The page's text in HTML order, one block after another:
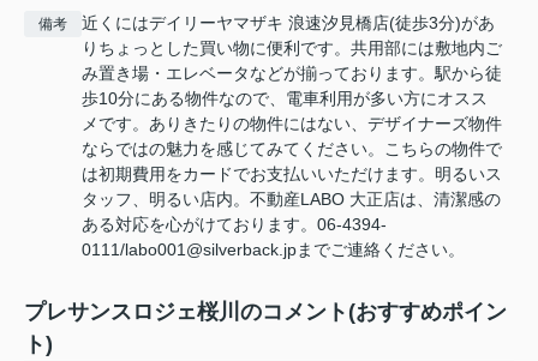
備考
近くにはデイリーヤマザキ 浪速汐見橋店(徒歩3分)があ
りちょっとした買い物に便利です。共用部には敷地内ご
み置き場・エレベータなどが揃っております。駅から徒
歩10分にある物件なので、電車利用が多い方にオスス
メです。ありきたりの物件にはない、デザイナーズ物件
ならではの魅力を感じてみてください。こちらの物件で
は初期費用をカードでお支払いいただけます。明るいス
タッフ、明るい店内。不動産LABO 大正店は、清潔感の
ある対応を心がけております。06-4394-
0111/labo001@silverback.jpまでご連絡ください。
プレサンスロジェ桜川のコメント(おすすめポイン
ト)